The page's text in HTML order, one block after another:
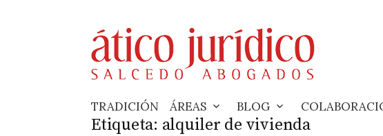
TRADICIÓN ÁREAS BLOG
Etiqueta: alquiler de vivienda